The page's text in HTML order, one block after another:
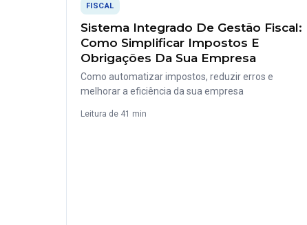
FISCAL
Sistema Integrado De Gestão Fiscal:
Como Simplificar Impostos E
Obrigações Da Sua Empresa
Como automatizar impostos, reduzir erros e
melhorar a eficiência da sua empresa
Leitura de 41 min